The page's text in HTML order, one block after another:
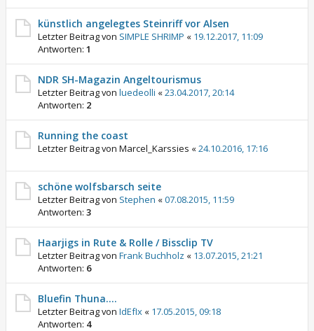
künstlich angelegtes Steinriff vor Alsen
Letzter Beitrag von SIMPLE SHRIMP « 19.12.2017, 11:09
Antworten: 1
NDR SH-Magazin Angeltourismus
Letzter Beitrag von luedeolli «23.04.2017, 20:14
Antworten: 2
Running the coast
Letzter Beitrag von Marcel_Karssies «24.10.2016, 17:16
schöne wolfsbarsch seite
Letzter Beitrag von Stephen «07.08.2015, 11:59
Antworten: 3
Haarjigs in Rute & Rolle / Bissclip TV
Letzter Beitrag von Frank Buchholz « 13.07.2015, 21:21
Antworten: 6
Bluefin Thuna....
Letzter Beitrag von IdEfIx « 17.05.2015, 09:18
Antworten: 4